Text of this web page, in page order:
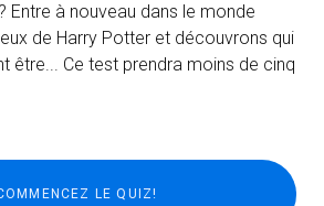
Entre à nouveau dans le monde
de Harry Potter et découvrons qui
être... Ce test prendra moins de cinq